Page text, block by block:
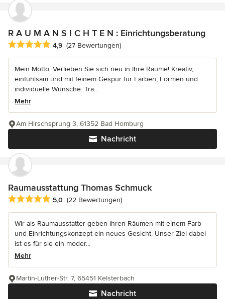
R A U M A N S I C H T E N : Einrichtungsberatung
Durchschnittliche Bewertung: 4.9 von 5 Sternen
4,9 (27 Bewertungen)
Mein Motto: Verlieben Sie sich neu in Ihre Räume! Kreativ,
einfühlsam und mit feinem Gespür für Farben, Formen und
individuelle Wünsche. Tra...
Mehr
Nachricht
Am Hirschsprung 3, 61352 Bad Homburg
Raumausstattung Thomas Schmuck
Durchschnittliche Bewertung: 5 von 5 Sternen
5,0 (22 Bewertungen)
Wir als Raumausstatter geben ihren Räumen mit einem Farb-
und Einrichtungskonzept ein neues Gesicht. Unser Ziel dabei
ist es für sie ein moder...
Mehr
Nachricht
Martin-Luther-Str. 7, 65451 Kelsterbach